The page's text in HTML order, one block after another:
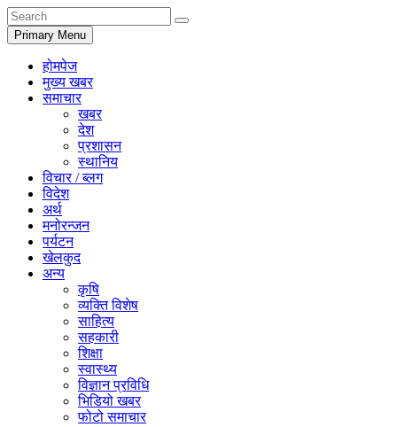
Primary Menu
होमपेज
मुख्य खबर
समाचार
खबर
देश
प्रशासन
स्थानिय
विचार / ब्लग
विदेश
अर्थ
मनोरन्जन
पर्यटन
खेलकुद
अन्य
कृषि
व्यक्ति विशेष
साहित्य
सहकारी
शिक्षा
स्वास्थ्य
विज्ञान प्रविधि
भिडियो खबर
फोटो समाचार